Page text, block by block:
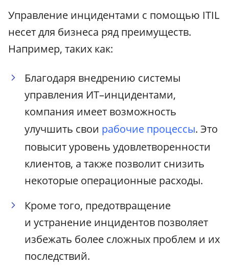
Управление инцидентами с помощью ITIL
несет для бизнеса ряд преимуществ.
Например, таких как:
Благодаря внедрению системы
управления ИТ–инцидентами,
компания имеет возможность
улучшить свои рабочие процессы. Это
повысит уровень удовлетворенности
клиентов, а также позволит снизить
некоторые операционные расходы.
Кроме того, предотвращение
и устранение инцидентов позволяет
избежать более сложных проблем и их
последствий.